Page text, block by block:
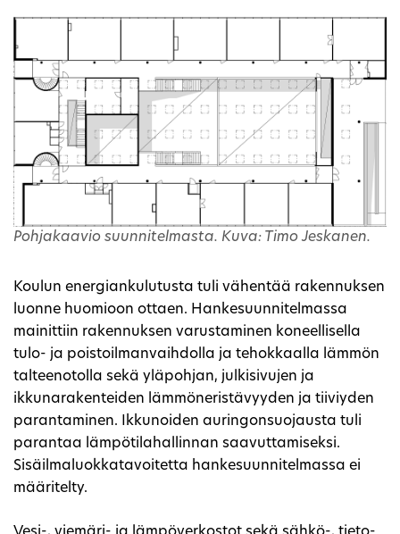
Pohjakaavio suunnitelmasta. Kuva: Timo Jeskanen.
Koulun energiankulutusta tuli vähentää rakennuksen
luonne huomioon ottaen. Hankesuunnitelmassa
mainittiin rakennuksen varustaminen koneellisella
tulo- ja poistoilmanvaihdolla ja tehokkaalla lämmön
talteenotolla sekä yläpohjan, julkisivujen ja
ikkunarakenteiden lämmöneristävyyden ja tiiviyden
parantaminen. Ikkunoiden auringonsuojausta tuli
parantaa lämpötilahallinnan saavuttamiseksi.
Sisäilmaluokkatavoitetta hankesuunnitelmassa ei
määritelty.